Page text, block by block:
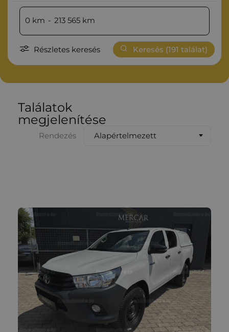
0 km - 213 565 km
Részletes keresés Keresés (191 találat)
Találatok
megjelenítése
Rendezés Alapértelmezett